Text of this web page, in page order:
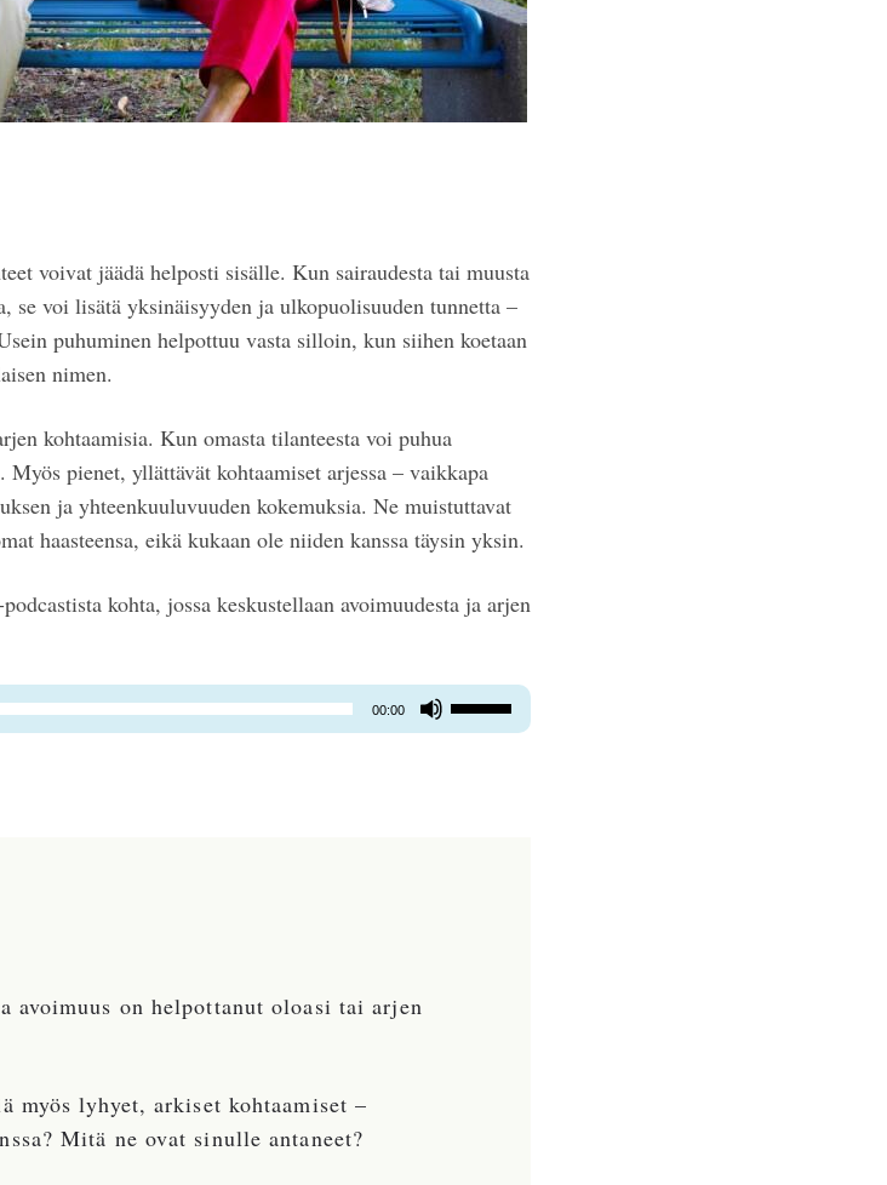
voivat jäädä helposti sisälle. Kun sairaudesta tai muusta
se voi lisätä yksinäisyyden ja ulkopuolisuuden tunnetta –
puhuminen helpottuu vasta silloin, kun siihen koetaan
nimen.
kohtaamisia. Kun omasta tilanteesta voi puhua
pienet, yllättävät kohtaamiset arjessa – vaikkapa
ja yhteenkuuluvuuden kokemuksia. Ne muistuttavat
haasteensa, eikä kukaan ole niiden kanssa täysin yksin.
kohta, jossa keskustellaan avoimuudesta ja arjen
00:00
Nuolinäppäimillä
ylös
avoimuus on helpottanut oloasi tai arjen
myös lyhyet, arkiset kohtaamiset –
Mitä ne ovat sinulle antaneet?